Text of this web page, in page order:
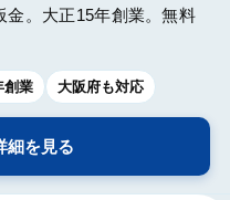
金。大正15年創業。無料
創業 大阪府も対応
細を見る